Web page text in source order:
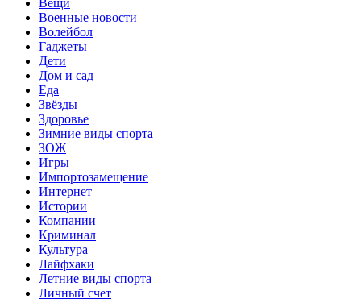
Военные новости
Волейбол
Гаджеты
Дети
Дом и сад
Еда
Звёзды
Здоровье
Зимние виды спорта
ЗОЖ
Игры
Импортозамещение
Интернет
Истории
Компании
Криминал
Культура
Лайфхаки
Летние виды спорта
Личный счет